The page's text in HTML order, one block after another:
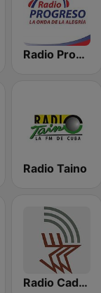
Radio Progreso 90.3 FM
Radio Taino
Radio Cadena Agramonte